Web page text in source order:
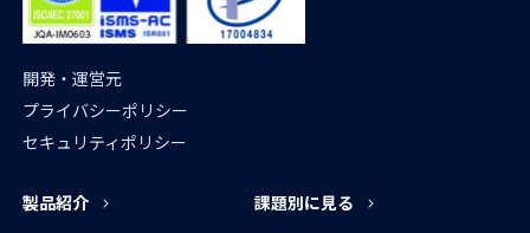
開発・運営元
プライバシーポリシー
セキュリティポリシー
製品紹介 課題別に見る